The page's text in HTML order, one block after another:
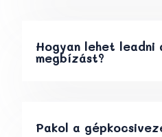
Hogyan lehet leadni
megbízást?
Pakol a